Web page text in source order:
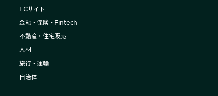
ECサイト
金融・保険・Fintech
不動産・住宅販売
人材
旅行・運輸
自治体